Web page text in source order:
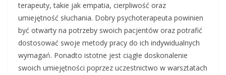
terapeuty, takie jak empatia, cierpliwość oraz
umiejętność słuchania. Dobry psychoterapeuta powinien
być otwarty na potrzeby swoich pacjentów oraz potrafić
dostosować swoje metody pracy do ich indywidualnych
wymagań. Ponadto istotne jest ciągłe doskonalenie
swoich umiejętności poprzez uczestnictwo w warsztatach